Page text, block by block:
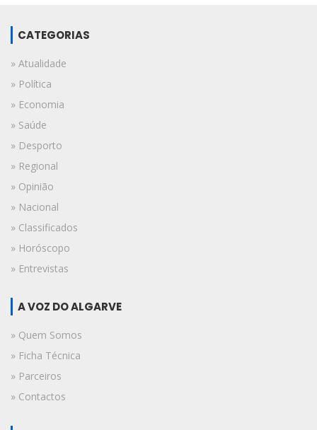
CATEGORIAS
» Atualidade
» Política
» Economia
» Saúde
» Desporto
» Regional
» Opinião
» Nacional
» Classificados
» Horóscopo
» Entrevistas
A VOZ DO ALGARVE
» Quem Somos
» Ficha Técnica
» Parceiros
» Contactos